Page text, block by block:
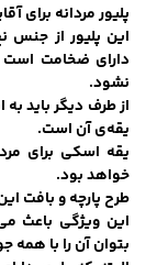
تجهیزات سفر
زیبایی و سلامت
خانه و آشپزخانه
پلیور مردانه برای
این پلیور از
دارای ضخامت است
نشود.
از طرف دیگر باید
یقه‌ی آن است.
یقه اسکی برای
خواهد بود.
طرح پارچه و بافت
این ویژگی باعث
بتوان آن را با همه